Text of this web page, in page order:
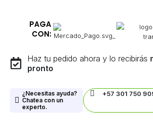
PAGA
CON:
Haz tu pedido ahora y lo recibirás
pronto
¿Necesitas ayuda?
Chatea con un
experto.
+57 301 750